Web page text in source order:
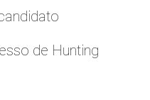
de Hunting